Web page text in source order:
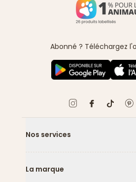
Abonné ? Téléchargez
Nos services
La marque